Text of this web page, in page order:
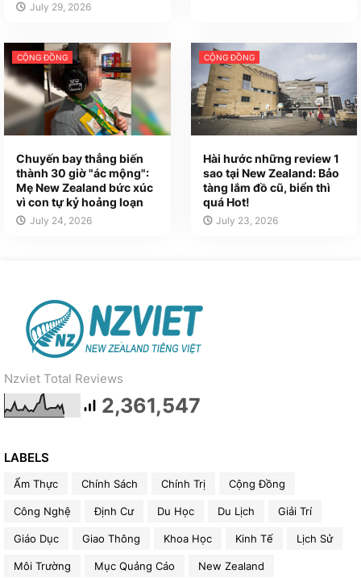
July 29, 2026
CỘNG ĐỒNG
Chuyến bay thẳng biến
thành 30 giờ "ác mộng":
Mẹ New Zealand bức xúc
vì con tự kỷ hoảng loạn
July 24, 2026
CỘNG ĐỒNG
Hài hước những review 1
sao tại New Zealand: Bảo
tàng lắm đồ cũ, biển thì
quá Hot!
July 23, 2026
Nzviet Total Reviews
2,361,547
LABELS
Ẩm Thực Chính Sách Chính Trị Cộng Đồng
Công Nghệ Định Cư Du Học Du Lịch Giải Trí
Giáo Dục Giao Thông Khoa Học Kinh Tế Lịch Sử
Môi Trường Mục Quảng Cáo New Zealand